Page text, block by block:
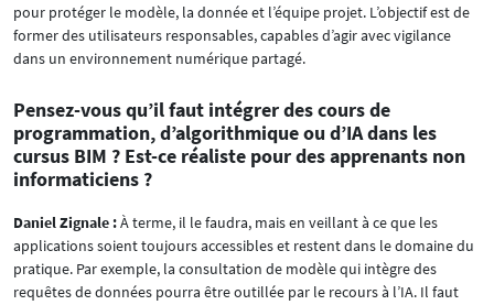
pour protéger le modèle, la donnée et l’équipe projet. L’objectif est de
former des utilisateurs responsables, capables d’agir avec vigilance
dans un environnement numérique partagé.
Pensez-vous qu’il faut intégrer des cours de
programmation, d’algorithmique ou d’IA dans les
cursus BIM ? Est-ce réaliste pour des apprenants non
informaticiens ?
Daniel Zignale :À terme, il le faudra, mais en veillant à ce que les
applications soient toujours accessibles et restent dans le domaine du
pratique. Par exemple, la consultation de modèle qui intègre des
requêtes de données pourra être outillée par le recours à l’IA. Il faut